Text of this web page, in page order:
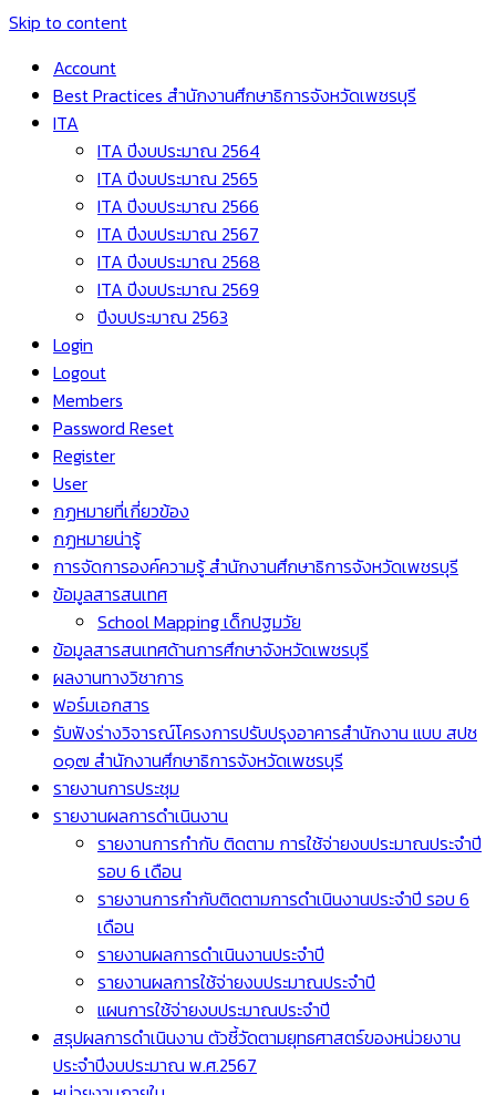
Skip to content
Account
Best Practices สำนักงานศึกษาธิการจังหวัดเพชรบุรี
ITA
ITA ปีงบประมาณ 2564
ITA ปีงบประมาณ 2565
ITA ปีงบประมาณ 2566
ITA ปีงบประมาณ 2567
ITA ปีงบประมาณ 2568
ITA ปีงบประมาณ 2569
ปีงบประมาณ 2563
Login
Logout
Members
Password Reset
Register
User
กฏหมายที่เกี่ยวข้อง
กฏหมายน่ารู้
การจัดการองค์ความรู้ สำนักงานศึกษาธิการจังหวัดเพชรบุรี
ข้อมูลสารสนเทศ
School Mapping เด็กปฐมวัย
ข้อมูลสารสนเทศด้านการศึกษาจังหวัดเพชรบุรี
ผลงานทางวิชาการ
ฟอร์มเอกสาร
รับฟังร่างวิจารณ์โครงการปรับปรุงอาคารสำนักงาน แบบ สปช
๐๑๗ สำนักงานศึกษาธิการจังหวัดเพชรบุรี
รายงานการประชุม
รายงานผลการดำเนินงาน
รายงานการกำกับ ติดตาม การใช้จ่ายงบประมาณประจำปี
รอบ 6 เดือน
รายงานการกำกับติดตามการดำเนินงานประจำปี รอบ 6
เดือน
รายงานผลการดำเนินงานประจำปี
รายงานผลการใช้จ่ายงบประมาณประจำปี
แผนการใช้จ่ายงบประมาณประจำปี
สรุปผลการดำเนินงาน ตัวชี้วัดตามยุทธศาสตร์ของหน่วยงาน
ประจำปีงบประมาณ พ.ศ.2567